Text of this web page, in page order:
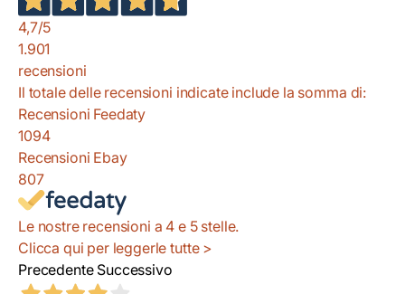
4,7/5
1.901
recensioni
Il totale delle recensioni indicate include la somma di:
Recensioni Feedaty
1094
Recensioni Ebay
807
Le nostre recensioni a 4 e 5 stelle.
Clicca qui per leggerle tutte >
Precedente Successivo